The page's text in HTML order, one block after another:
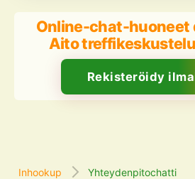
Online-chat-huoneet
Aito
Rekisteröidy
Inhookup Yhteydenpitochatti